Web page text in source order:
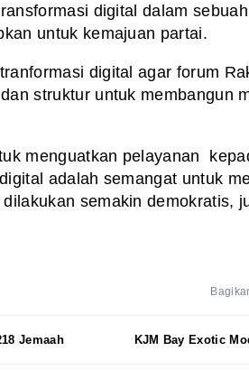
digital dalam
untuk kemajuan partai.
digital agar forum
struktur untuk membangun
menguatkan pelayanan
adalah semangat untuk
semakin demokratis,
Jemaah
KJM Bay Exotic